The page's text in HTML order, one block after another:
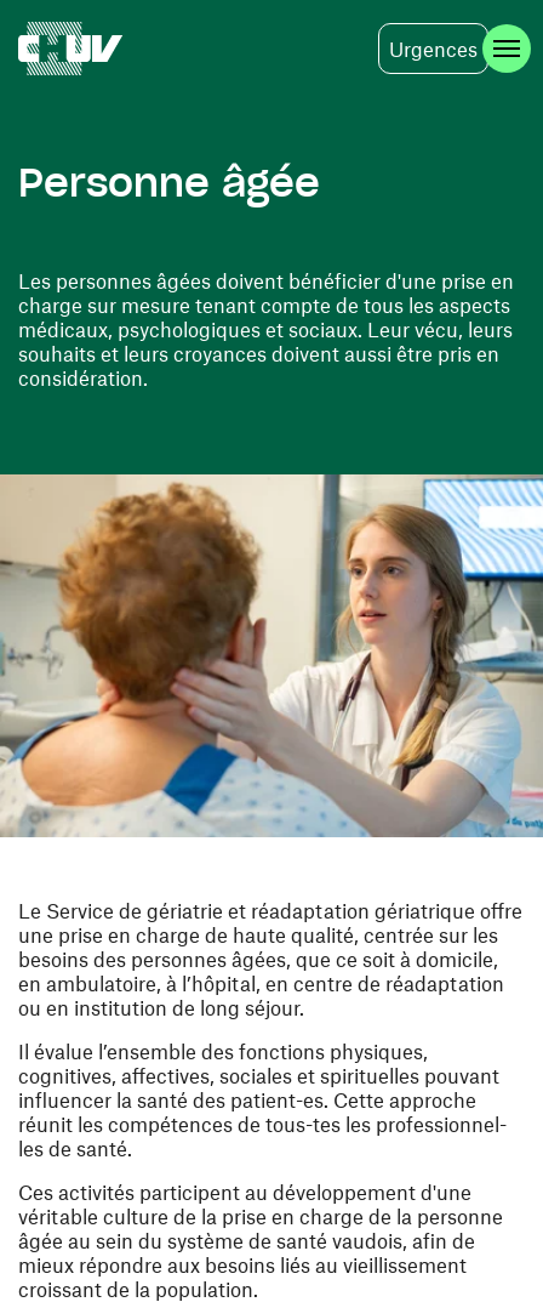
Urgences
Personne âgée
Les personnes âgées doivent bénéficier d'une prise en
charge sur mesure tenant compte de tous les aspects
médicaux, psychologiques et sociaux. Leur vécu, leurs
souhaits et leurs croyances doivent aussi être pris en
considération.
Le Service de gériatrie et réadaptation gériatrique offre
une prise en charge de haute qualité, centrée sur les
besoins des personnes âgées, que ce soit à domicile,
en ambulatoire, à l’hôpital, en centre de réadaptation
ou en institution de long séjour.
Il évalue l’ensemble des fonctions physiques,
cognitives, affectives, sociales et spirituelles pouvant
influencer la santé des patient-es. Cette approche
réunit les compétences de tous-tes les professionnel-
les de santé.
Ces activités participent au développement d'une
véritable culture de la prise en charge de la personne
âgée au sein du système de santé vaudois, afin de
mieux répondre aux besoins liés au vieillissement
croissant de la population.